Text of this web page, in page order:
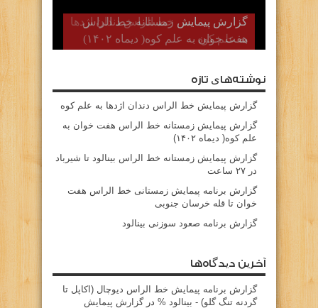
گزارش پیمایش زمستانه خط الراس
هفت خوان به علم کوه( دیماه ۱۴۰۲)
نوشته‌های تازه
گزارش پیمایش خط الراس دندان اژدها به علم کوه
گزارش پیمایش زمستانه خط الراس هفت خوان به
علم کوه( دیماه ۱۴۰۲)
گزارش پیمایش زمستانه خط الراس بینالود تا شیرباد
در ۲۷ ساعت
گزارش برنامه پیمایش زمستانی خط الراس هفت
خوان تا قله خرسان جنوبی
گزارش برنامه صعود سوزنی بینالود
آخرین دیدگاه‌ها
گزارش برنامه پيمايش خط الراس ديوچال (اكاپل تا
گردنه تنگ گلو) - بينالود % درگزارش پیمایش